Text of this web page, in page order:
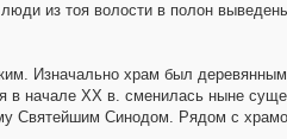
из тоя волости в полон
Изначально храм был
в начале XX в. сменилась ныне
Святейшим Синодом. Рядом с